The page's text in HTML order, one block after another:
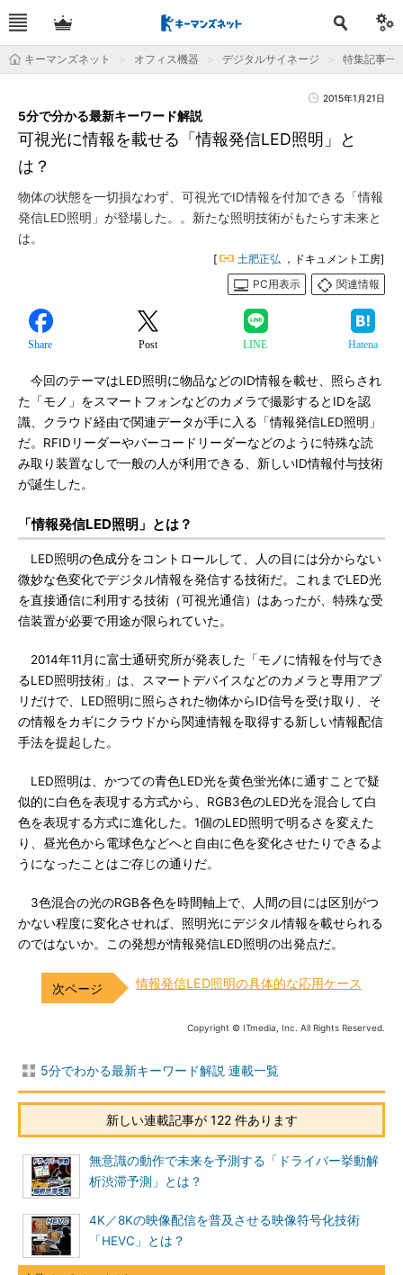
キーマンズネット オフィス機器 デジタルサイネージ 特集記事一
2015年1月21日
可視光に情報を載せる「情報発信LED照明」と
は？
5分で分かる最新キーワード解説
物体の状態を一切損なわず、可視光でID情報を付加できる「情報
発信LED照明」が登場した。。新たな照明技術がもたらす未来と
は。
[ 土肥正弘 ，ドキュメント工房]
PC用表示
関連情報
Share Post LINE Hatena
今回のテーマはLED照明に物品などのID情報を載せ、照らされ
た「モノ」をスマートフォンなどのカメラで撮影するとIDを認
識、クラウド経由で関連データが手に入る「情報発信LED照明」
だ。RFIDリーダーやバーコードリーダーなどのように特殊な読
み取り装置なしで一般の人が利用できる、新しいID情報付与技術
が誕生した。
「情報発信LED照明」とは？
LED照明の色成分をコントロールして、人の目には分からない
微妙な色変化でデジタル情報を発信する技術だ。これまでLED光
を直接通信に利用する技術（可視光通信）はあったが、特殊な受
信装置が必要で用途が限られていた。
2014年11月に富士通研究所が発表した「モノに情報を付与でき
るLED照明技術」は、スマートデバイスなどのカメラと専用アプ
リだけで、LED照明に照らされた物体からID信号を受け取り、そ
の情報をカギにクラウドから関連情報を取得する新しい情報配信
手法を提起した。
LED照明は、かつての青色LED光を黄色蛍光体に通すことで疑
似的に白色を表現する方式から、RGB3色のLED光を混合して白
色を表現する方式に進化した。1個のLED照明で明るさを変えた
り、昼光色から電球色などへと自由に色を変化させたりできるよ
うになったことはご存じの通りだ。
3色混合の光のRGB各色を時間軸上で、人間の目には区別がつ
かない程度に変化させれば、照明光にデジタル情報を載せられる
のではないか。この発想が情報発信LED照明の出発点だ。
情報発信LED照明の具体的な応用ケース
Copyright © ITmedia, Inc. All Rights Reserved.
5分でわかる最新キーワード解説 連載一覧
新しい連載記事が 122 件あります
無意識の動作で未来を予測する「ドライバー挙動解
析渋滞予測」とは？
4K／8Kの映像配信を普及させる映像符号化技術
「HEVC」とは？